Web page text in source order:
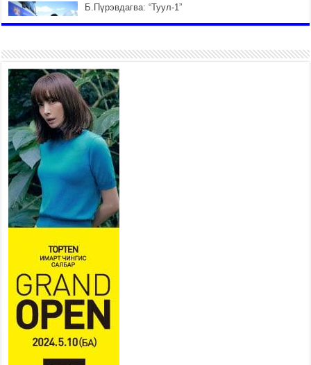
Б.Пүрэвдагва: “Туул-1”
2026 оны 7 сар 21 / 10 цаг 15 минут
НИЙСЛЭЛ, АЙМГИЙН
УДИРДЛАГУУДЫН АЖЛЫГ
ХҮНД СУРТЛЫГ БУУРУУЛЖ,
ИРГЭД, АЖ АХУЙН НЭГЖИЙН
АЧААГ ХЭРХЭН ХӨНГӨЛСНӨӨР ДҮГНЭНЭ
2026 оны 7 сар 21 / 10 цаг 09 минут
Байнгын хорооны дарга
М.Мандхай Цөлжилттэй
тэмцэх тухай НҮБ-ын
конвенцын талуудын 17 дугаар
бага хурал (СОР17)-ын бэлтгэл ажлын явцтай
танилцлаа
2026 оны 7 сар 21 / 10 цаг 03 минут
Б.Пүрэвдагва: Бүтээн байгуулалтын аливаа
ажил инженерийн хангамжийн байгууллагуудын
уялдаа холбоогүйгээс саатах ёсгүй
2026 оны 7 сар 20 / 17 цаг 21 минут
“Сэлбэ 20 минутын хот” төслийн анхны 12
давхар барилгын үндсэн карказ, цутгалтын ажил